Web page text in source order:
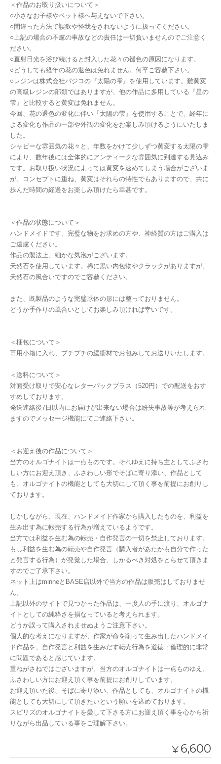
＜作品のお取り扱いについて＞
○小さなお子様やペット様へ与えないで下さい。
○間違った方法で誤飲や怪我をされないように扱ってください。
○上記の場合の不慮の事故などの責任は一切負いませんのでご注意く
ださい。
○直射日光を浴び続けると封入した花々の褪色の原因になります。
○どうしても経年の花の退色は免れません。何卒ご容赦下さい。
○レジンは株式会社パジコの『太陽の雫』を使用しています。難黄変
の高級レジンの部類ではありますが、他の作品に多用している『星の
雫』と比較すると黄変は免れません。
今回、花の退色の変化に伴い『太陽の雫』を使用することで、経年に
よる変化も作品の一部や外観の変化をお楽しみ頂けるようにいたしま
した。
シャビーな雰囲気の花々と、年数をかけて少しずつ黄変する太陽の雫
により、数年後には全体的にアンティークな雰囲気に到達する見込み
です。お取り扱い状況によっては黄変を速めてしまう場合がございま
が、コンセプトに重ね、黄変はそれらの特性でもありますので、共に
歩んだ時間の経過をお楽しみ頂けたら幸甚です。
＜作品の状態について＞
ハンドメイドです。完璧な物をお求めの方や、神経質の方はご購入は
ご遠慮ください。
作品の製法上、細かな気泡がございます。
天然石を使用しています。稀に黒い内包物やクラックがありますが、
天然石の風合いですのでご容赦ください。
また、既製品のような完璧球体の形には整っておりません。
どうか手作りの風合いとしてお楽しみ頂ければ幸いです。
＜梱包について＞
専用小箱に入れ、プチプチの緩衝材でお包みしてお送りいたします。
＜送料について＞
対面受け取りで安心なレターパックプラス（520円）での配送をおす
すめしております。
発送連絡後7日以内にお届けが出来ない場合は紛失事故等が考えられ
ますのでメッセージ機能にてご連絡下さい。
＜お迎え後の作品について＞
当方のオルゴナイトは一点ものです。それゆえに持ち主としてふさわ
しい方にお迎え頂き、ふさわしい形でそばに寄り添い、作品として
も、オルゴナイトの機能としても大切にして頂く事を前提にお創りし
ております。
しかしながら、現在、ハンドメイド作家から購入したものを、利益を
生み出す為に転売する行為が増えているようです。
当方では利益を生む為の転売・自作発言の一切を禁止しております。
もし利益を生む為の転売や自作発言（購入者があたかも自分で作った
と発言する行為）が発覚した場合、しかるべき対処をとらせて頂きま
すのでご了承下さい。
ネット上はminneとBASE店以外で当方の作品は販売はしておりませ
ん。
上記以外のサイトで見つかった作品は、一度人の手に渡り、オルゴナ
イトとしての純粋さを損なっていると考えられます。
どうか誤って購入されませぬようご注意下さい。
個人的な考えになりますが、作家が命を削って生み出したハンドメイ
ド作品を、自作発言と利益を生みだす転売行為を道徳・倫理的に非常
に問題であると感じています。
重ねがさねではございますが、当方のオルゴナイトは一点ものゆえ、
ふさわしい方にお迎え頂く事を前提にお創りしています。
お迎え頂いた後、そばに寄り添い、作品としても、オルゴナイトの機
能としても大切にして頂きたいという願いを込めております。
スピリズのオルゴナイトを愛して下さる方にお迎え頂く事を心から祈
りながら出品している事をご理解下さい。
¥ 6,600